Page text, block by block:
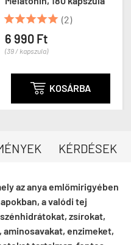
 (2)
6 990 Ft
(39 / kapszula)
 KOSÁRBA
KÉRDÉSEK
az anya emlőmirigyében
a valódi tej
zsírokat,
enzimeket,